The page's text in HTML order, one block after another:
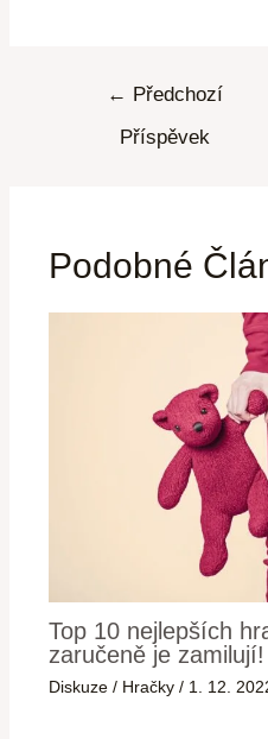
← Předchozí
Příspěvek
Podobné
Top 10 nejlepších
zaručeně je zamilují!
Diskuze / Hračky / 1. 12.